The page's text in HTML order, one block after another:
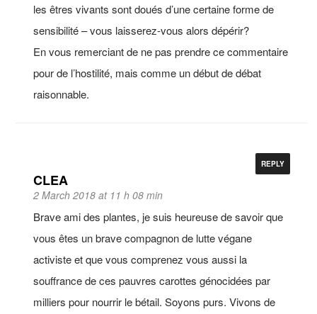
les êtres vivants sont doués d’une certaine forme de
sensibilité – vous laisserez-vous alors dépérir?
En vous remerciant de ne pas prendre ce commentaire
pour de l’hostilité, mais comme un début de débat
raisonnable.
CLEA
2 March 2018 at 11 h 08 min
REPLY
Brave ami des plantes, je suis heureuse de savoir que
vous êtes un brave compagnon de lutte végane
activiste et que vous comprenez vous aussi la
souffrance de ces pauvres carottes génocidées par
milliers pour nourrir le bétail. Soyons purs. Vivons de